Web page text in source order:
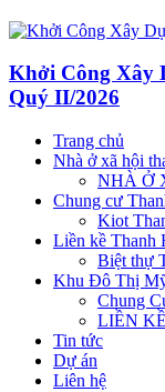
Khởi Công Xây
Quý II/2026
Trang chủ
Nhà ở xã hội
NHÀ Ở
Chung cư
Kiot
Liền kề Thanh
Biệt thự
Khu Đô Thị
Chung
LIỀN
Tin tức
Dự án
Liên hệ